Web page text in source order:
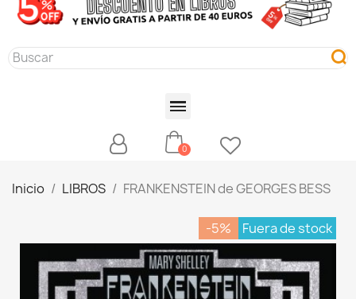
Inicio LIBROS FRANKENSTEIN de GEORGES BESS
-5% Fuera de stock